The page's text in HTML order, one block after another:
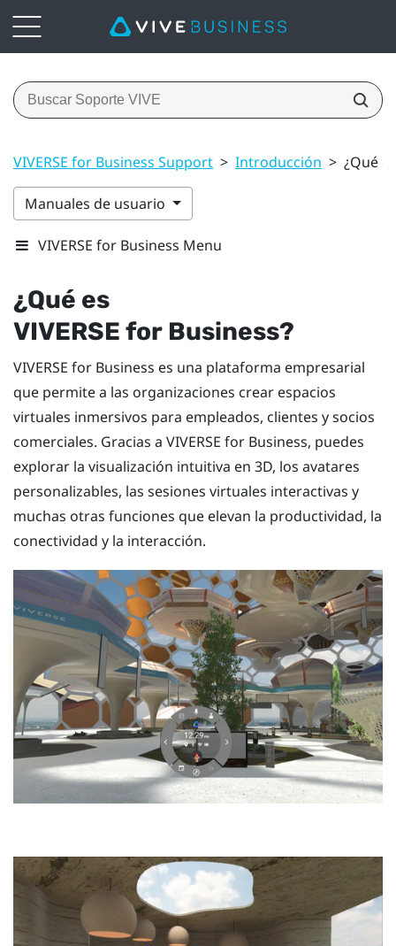
VIVERSE for Business Support > Introducción > ¿Qué
Manuales de usuario
VIVERSE for Business Menu
¿Qué es
VIVERSE for Business?
VIVERSE for Business es una plataforma empresarial
que permite a las organizaciones crear espacios
virtuales inmersivos para empleados, clientes y socios
comerciales. Gracias a VIVERSE for Business, puedes
explorar la visualización intuitiva en 3D, los avatares
personalizables, las sesiones virtuales interactivas y
muchas otras funciones que elevan la productividad, la
conectividad y la interacción.